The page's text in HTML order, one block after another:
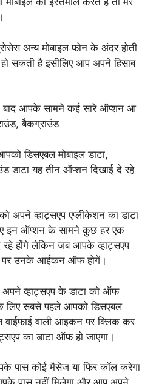
अन्य मोबाइल फोन के अंदर होती
सकती है इसीलिए आप अपने हिसाब
आपके सामने कई सारे ऑप्शन आ
बैकग्राउंड
डिसएबल मोबाइल डाटा,
डाटा यह तीन ऑप्शन दिखाई दे रहे
अपने व्हाट्सएप एप्लीकेशन का डाटा
इन ऑप्शन के सामने कुछ हर एक
होंगे लेकिन जब आपके व्हाट्सएप
पर उनके आईकन ऑफ होगें।
अपने व्हाट्सएप के डाटा को ऑफ
लिए सबसे पहले आपको डिसएबल
वाईफाई वाली आइकन पर क्लिक कर
का डाटा ऑफ हो जाएगा।
पास कोई मैसेज या फिर कॉल करेगा